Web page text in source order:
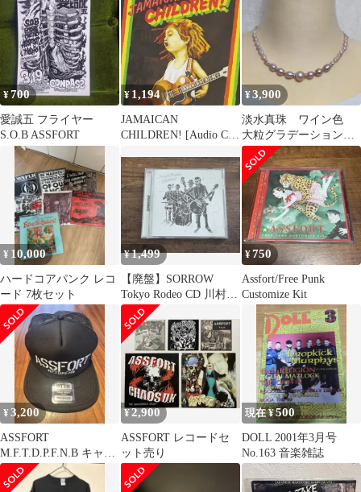
ット
¥700
愛誠五 フライヤー
S.O.B ASSFORT
¥ 1,194
JAMAICAN
CHILDREN! [Audio CD]
KEMURI; カルカヤマコ
ト; Fuuri; 犬式;
ASSFORT; Still-Low-
Profile(F.B.I.A.)feat.Foci
s Ashton; BA
¥3,900
淡水真珠 ワイン色
大粒グラデーション
お呼ばれパーティーネ
ックレス
¥ 10,000
ハードコアパンク レコ
ード 7枚セット
¥1,499
【廃盤】SORROW
Tokyo Rodeo CD 川村カ
オリ
¥750
Assfort/Free Punk
Customize Kit
¥3,200
ASSFORT
M.F.T.D.P.F.N.B キャッ
プ
¥2,900
ASSFORT レコードセ
ット売り
現在 ¥500
DOLL 2001年3月号
No.163 音楽雑誌